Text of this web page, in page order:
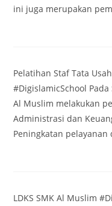
ini juga merupakan
Pelatihan Staf Tata
#DigislamicSchool
Al Muslim melakukan
Administrasi dan
Peningkatan pelayanan
LDKS SMK Al Muslim